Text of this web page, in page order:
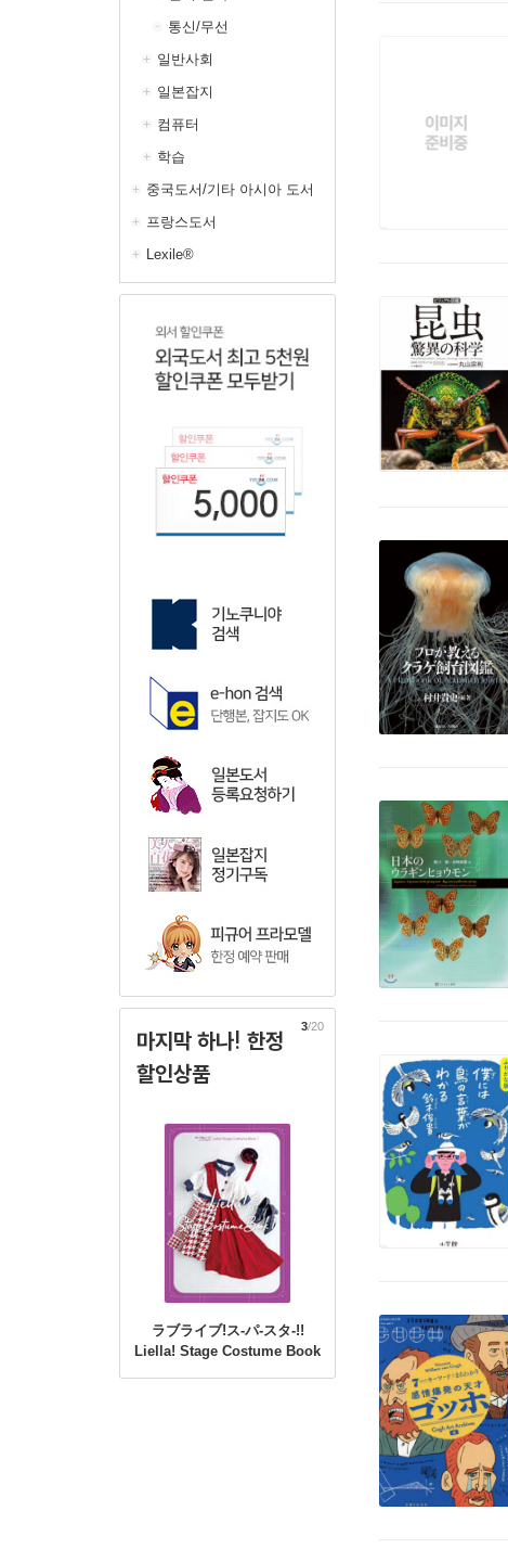
통신/무선
일반사회
일본잡지
컴퓨터
학습
중국도서/기타 아시아 도서
프랑스도서
Lexile®
마지막 하나! 한정
할인상품
ラブライブ!ス-パ-スタ-!!
Liella! Stage Costume Book
3/20